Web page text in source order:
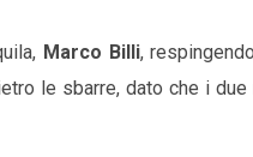
Marco Billi,
le sbarre, dato che i